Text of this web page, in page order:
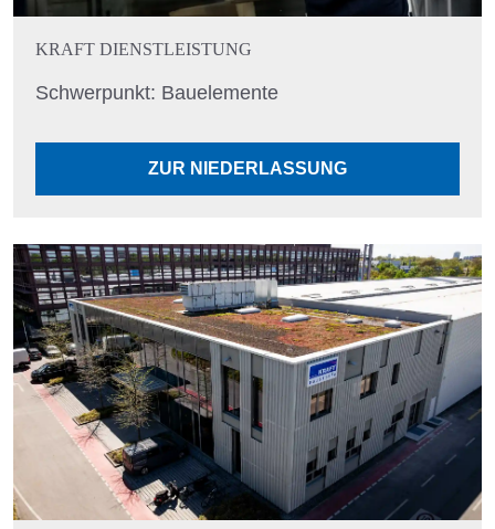
KRAFT DIENSTLEISTUNG
Schwerpunkt: Bauelemente
ZUR NIEDERLASSUNG